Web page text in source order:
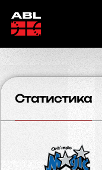
Статистика